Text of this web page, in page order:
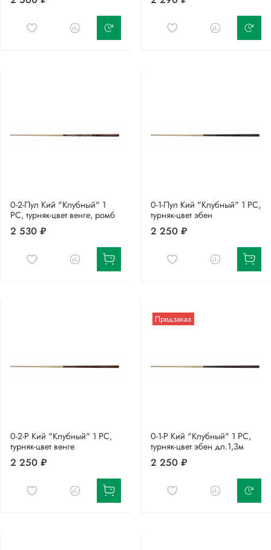
0-2-Пул Кий "Клубный" 1
РС, турняк-цвет венге, ромб
2 530 ₽
0-1-Пул Кий "Клубный" 1 РС,
турняк-цвет эбен
2 250 ₽
0-2-Р Кий "Клубный" 1 РС,
турняк-цвет венге
2 250 ₽
Предзаказ
0-1-Р Кий "Клубный" 1 РС,
турняк-цвет эбен дл.1,3м
2 250 ₽